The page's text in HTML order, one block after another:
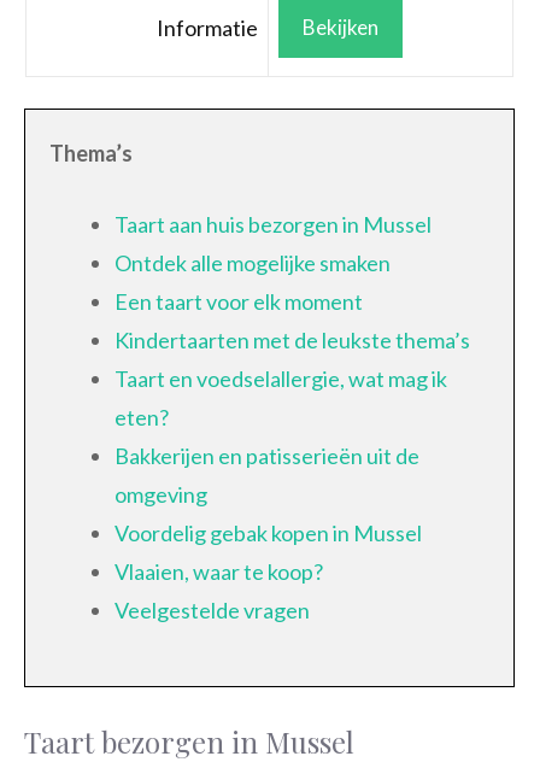
Informatie Bekijken
Thema’s
Taart aan huis bezorgen in Mussel
Ontdek alle mogelijke smaken
Een taart voor elk moment
Kindertaarten met de leukste thema’s
Taart en voedselallergie, wat mag ik
eten?
Bakkerijen en patisserieën uit de
omgeving
Voordelig gebak kopen in Mussel
Vlaaien, waar te koop?
Veelgestelde vragen
Taart bezorgen in Mussel